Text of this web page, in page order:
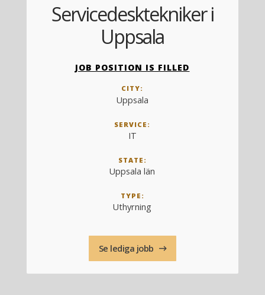
JOB POSITION IS FILLED
CITY:
Uppsala
SERVICE:
IT
STATE:
Uppsala län
TYPE:
Uthyrning
Servicedesktekniker i
Uppsala
Se lediga jobb